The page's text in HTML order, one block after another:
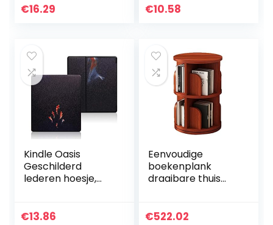
reader (2018
€16.29
bungelende drop
€10.58
Kindle Oasis
Geschilderd
lederen hoesje,
7 inch Kindle-
€13.86
Eenvoudige
boekenplank
draaibare thuis
k grote capaciteit
€522.02